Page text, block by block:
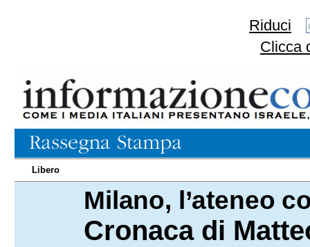
Riduci
Clicca
Libero
Milano, l’ateneo
Cronaca di